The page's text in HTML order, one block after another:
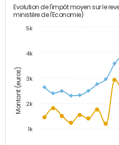
Montant (euros)
Evolution de l'impôt moyen sur le
ministère de l'Economie)
1k
2k
3k
4k
5k